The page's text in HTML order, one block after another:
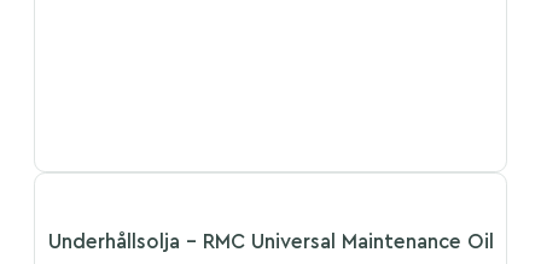
Underhållsolja – RMC Universal Maintenance Oil